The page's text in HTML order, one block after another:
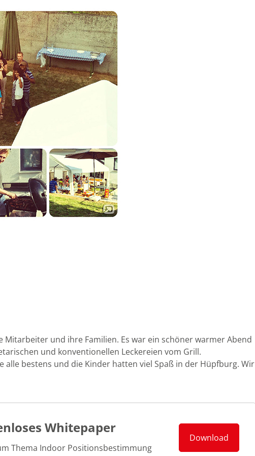
Mitarbeiter und ihre Familien. Es war ein schöner warmer Abend
und konventionellen Leckereien vom Grill.
bestens und die Kinder hatten viel Spaß in der Hüpfburg. Wir
Whitepaper
Thema Indoor Positionsbestimmung
Download